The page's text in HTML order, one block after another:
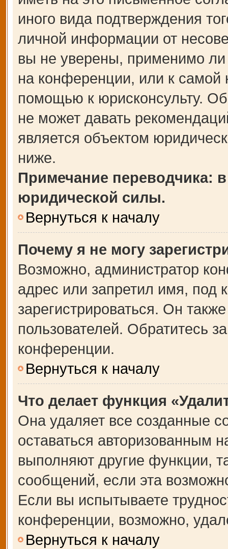
иного вида подтверждения
личной информации от
вы не уверены, применимо ли
на конференции, или к самой
помощью к юрисконсульту.
не может давать
является объектом
ниже.
Примечание переводчика:
юридической силы.
Вернуться к началу
Почему я не могу
Возможно, администратор
адрес или запретил имя, под
зарегистрироваться. Он
пользователей. Обратитесь
конференции.
Вернуться к началу
Что делает функция
Она удаляет все созданные
оставаться авторизованным
выполняют другие функции,
сообщений, если эта
Если вы испытываете
конференции, возможно,
Вернуться к началу